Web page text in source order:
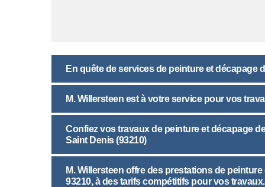
En quête de services de peinture et décapage
M. Willersteen est à votre service pour vos
Confiez vos travaux de peinture et décapage
Saint Denis (93210)
M. Willersteen offre des prestations de
93210, à des tarifs compétitifs pour vos travaux.